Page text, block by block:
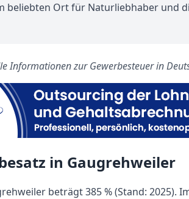
beliebten Ort für Naturliebhaber und
Informationen zur Gewerbesteuer in
in Gaugrehweiler
beträgt 385 % (Stand: 2025).